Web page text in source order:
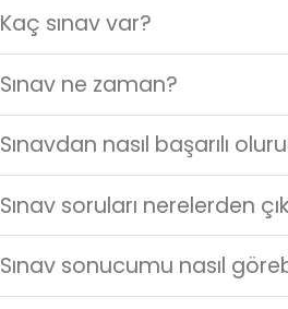
Kaç sınav var?
Sınav ne zaman?
Sınavdan nasıl başarılı
Sınav soruları nerelerden
Sınav sonucumu nasıl